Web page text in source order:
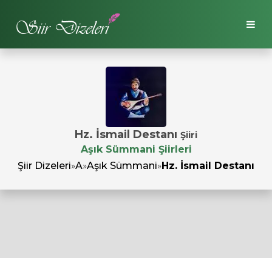
Hz. İsmail Destanı Şiiri
Aşık Sümmani Şiirleri
Şiir Dizeleri»A»Aşık Sümmani»Hz. İsmail Destanı